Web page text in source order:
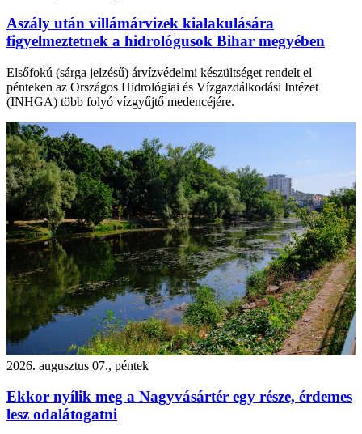
Aszály után villámárvizek kialakulására
figyelmeztetnek a hidrológusok Bihar megyében
Elsőfokú (sárga jelzésű) árvízvédelmi készültséget rendelt el
pénteken az Országos Hidrológiai és Vízgazdálkodási Intézet
(INHGA) több folyó vízgyűjtő medencéjére.
2026. augusztus 07., péntek
Ekkor nyílik meg a Nagyvásártér egy része, érdemes
lesz odalátogatni